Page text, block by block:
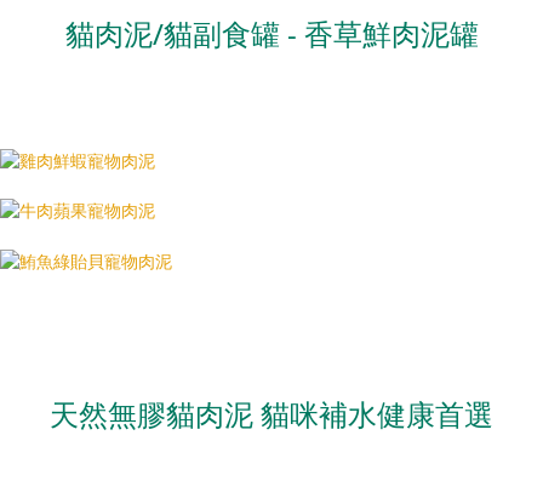
貓肉泥/貓副食罐 - 香草鮮肉泥罐
天然無膠貓肉泥貓咪補水健康首選